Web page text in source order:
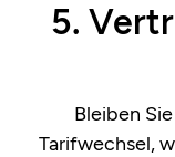
5.
Bleiben
Tarifwechsel,